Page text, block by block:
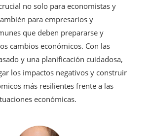
no solo para economistas y
para empresarios y
que deben prepararse y
cambios económicos. Con las
y una planificación cuidadosa,
los impactos negativos y construir
más resilientes frente a las
económicas.